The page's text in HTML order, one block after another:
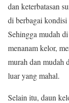
dan keterbatasan
di berbagai
Sehingga mudah
menanam kelor,
murah dan mudah
luar yang mahal.
Selain itu, daun